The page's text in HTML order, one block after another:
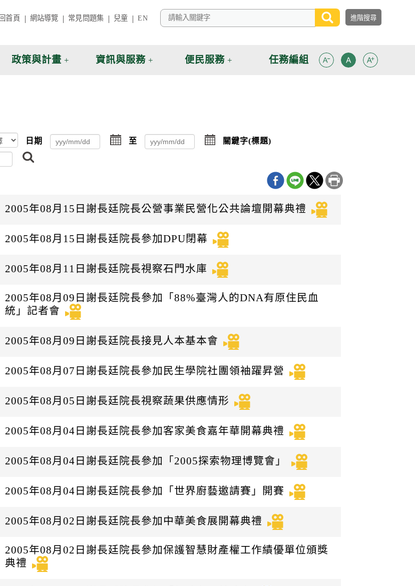
回首頁 網站導覽 常見問題集 兒童 EN
政策與計畫 資訊與服務 便民服務 任務編組
日期
點
擊
日
至
點
擊
日
關鍵字(標題)
尋
2005年08月15日謝長廷院長公營事業民營化公共論壇開幕典禮
2005年08月15日謝長廷院長參加DPU閉幕
2005年08月11日謝長廷院長視察石門水庫
2005年08月09日謝長廷院長參加「88%臺灣人的DNA有原住民血
統」記者會
2005年08月09日謝長廷院長接見人本基本會
2005年08月07日謝長廷院長參加民生學院社團領袖躍昇營
2005年08月05日謝長廷院長視察蔬果供應情形
2005年08月04日謝長廷院長參加客家美食嘉年華開幕典禮
2005年08月04日謝長廷院長參加「2005探索物理博覽會」
2005年08月04日謝長廷院長參加「世界廚藝邀請賽」開賽
2005年08月02日謝長廷院長參加中華美食展開幕典禮
2005年08月02日謝長廷院長參加保護智慧財產權工作績優單位頒獎
典禮